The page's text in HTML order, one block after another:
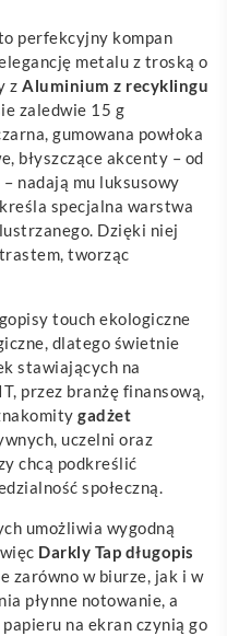
perfekcyjny kompan
metalu z troską o
z Aluminium z recyklingu
zaledwie 15 g
gumowana powłoka
błyszczące akcenty – od
nadają mu luksusowy
specjalna warstwa
Dzięki niej
tworząc
touch ekologiczne
dlatego świetnie
stawiających na
przez branżę finansową,
gadżet
uczelni oraz
chcą podkreślić
społeczną.
umożliwia wygodną
Darkly Tap długopis
zarówno w biurze, jak i w
płynne notowanie, a
na ekran czynią go